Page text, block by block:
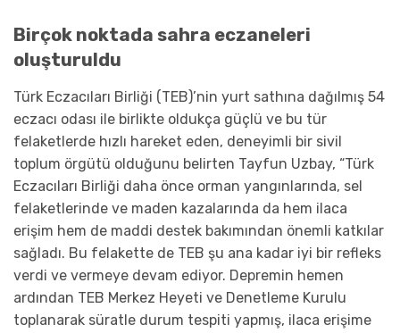
Birçok noktada sahra eczaneleri
oluşturuldu
Türk Eczacıları Birliği (TEB)’nin yurt sathına dağılmış 54
eczacı odası ile birlikte oldukça güçlü ve bu tür
felaketlerde hızlı hareket eden, deneyimli bir sivil
toplum örgütü olduğunu belirten Tayfun Uzbay, “Türk
Eczacıları Birliği daha önce orman yangınlarında, sel
felaketlerinde ve maden kazalarında da hem ilaca
erişim hem de maddi destek bakımından önemli katkılar
sağladı. Bu felakette de TEB şu ana kadar iyi bir refleks
verdi ve vermeye devam ediyor. Depremin hemen
ardından TEB Merkez Heyeti ve Denetleme Kurulu
toplanarak süratle durum tespiti yapmış, ilaca erişime